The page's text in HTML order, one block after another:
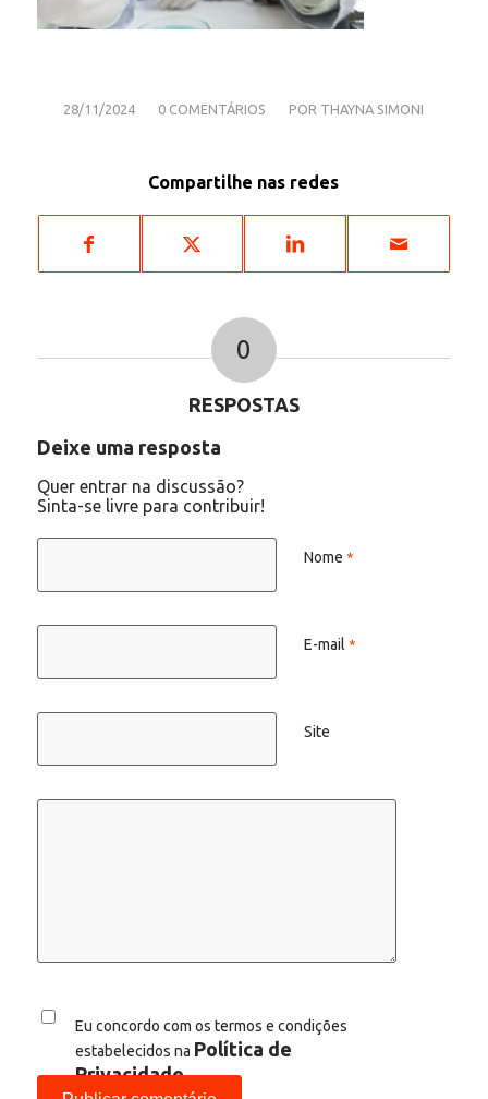
28/11/2024
/ 0 COMENTÁRIOS
/ POR THAYNA SIMONI
Compartilhe nas redes
0
RESPOSTAS
Deixe uma resposta
Quer entrar na discussão?
Sinta-se livre para contribuir!
Nome *
E-mail *
Site
Eu concordo com os termos e condições
estabelecidos na Política de
Privacidade